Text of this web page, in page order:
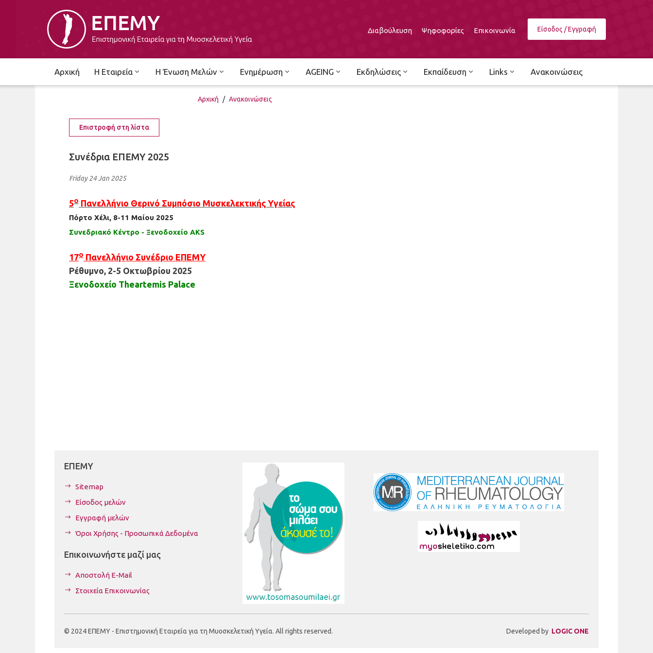
Είσοδος / Εγγραφή
Διαβούλευση Ψηφοφορίες Επικοινωνία
Αρχική Η Εταιρεία Η Ένωση Μελών Ενημέρωση AGEING Εκδηλώσεις Εκπαίδευση Links Ανακοινώσεις
Αρχική / Ανακοινώσεις
Επιστροφή στη λίστα
Συνέδρια ΕΠΕΜΥ 2025
Friday 24 Jan 2025
5ο Πανελλήνιο Θερινό Συμπόσιο Μυσκελεκτικής Υγείας
Πόρτο Χέλι, 8-11 Μαίου 2025
Συνεδριακό Κέντρο - Ξενοδοχείο AKS
17ο Πανελλήνιο Συνέδριο ΕΠΕΜΥ
Ρέθυμνο, 2-5 Οκτωβρίου 2025
Ξενοδοχείο Theartemis Palace
ΕΠΕΜΥ
Sitemap
Είσοδος μελών
Εγγραφή μελών
Όροι Χρήσης - Προσωπικά Δεδομένα
Επικοινωνήστε μαζί μας
Αποστολή E-Mail
Στοιχεία Επικοινωνίας
© 2024 ΕΠΕΜΥ - Επιστημονική Εταιρεία για τη Μυοσκελετική Υγεία. All rights reserved. Developed by LOGIC ONE